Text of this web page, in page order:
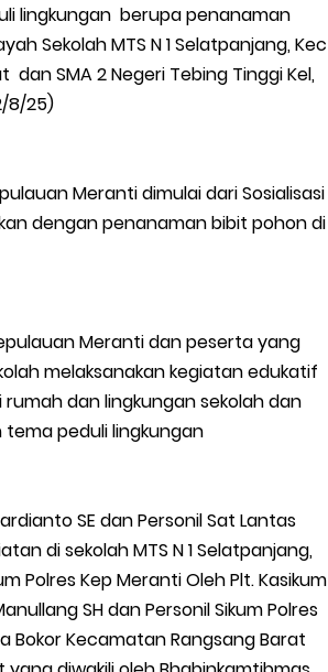
lingkungan berupa penanaman
Sekolah MTS N 1 Selatpanjang, Kec
dan SMA 2 Negeri Tebing Tinggi Kel,
8/25)
Meranti dimulai dari Sosialisasi
dengan penanaman bibit pohon di
Meranti dan peserta yang
melaksanakan kegiatan edukatif
dan lingkungan sekolah dan
peduli lingkungan
SE dan Personil Sat Lantas
di sekolah MTS N 1 Selatpanjang,
Polres Kep Meranti Oleh Plt. Kasikum
SH dan Personil Sikum Polres
Bokor Kecamatan Rangsang Barat